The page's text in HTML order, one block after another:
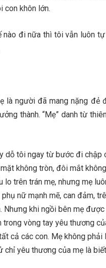
con khôn lớn.
đi nữa thì tôi vẫn luôn
là người đã mang nặng đẻ
thành. “Mẹ” danh từ
dỗ tôi ngay từ bước đi chập
không tròn, đôi mắt
lo trên trán mẹ, nhưng mẹ
nữ mạnh mẽ, can đảm,
Nhưng khi ngồi bên mẹ
vòng tay yêu thương
cả các con. Mẹ không phải
chỉ yêu thương của mẹ là